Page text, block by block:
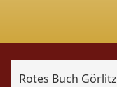
Rotes Buch Görlitz